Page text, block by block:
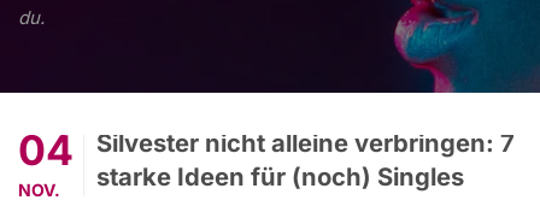
du.
04
NOV.
Silvester nicht alleine verbringen: 7
starke Ideen für (noch) Singles